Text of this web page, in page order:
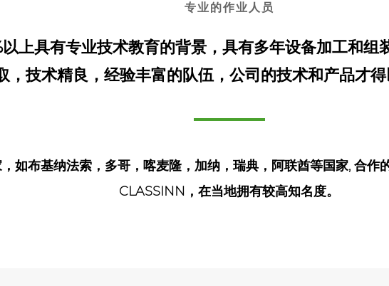
专业的作业人员
上具有专业技术教育的背景，具有多年设备加工和组
，技术精良，经验丰富的队伍，公司的技术和产品才
如布基纳法索，多哥，喀麦隆，加纳，瑞典，阿联酋等国家, 合
CLASSINN，在当地拥有较高知名度。